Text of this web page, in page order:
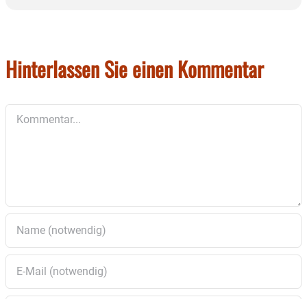
Hinterlassen Sie einen Kommentar